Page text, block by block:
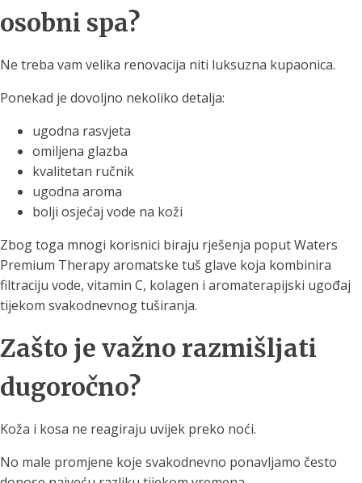
osobni spa?
Ne treba vam velika renovacija niti luksuzna kupaonica.
Ponekad je dovoljno nekoliko detalja:
ugodna rasvjeta
omiljena glazba
kvalitetan ručnik
ugodna aroma
bolji osjećaj vode na koži
Zbog toga mnogi korisnici biraju rješenja poput Waters
Premium Therapy aromatske tuš glave koja kombinira
filtraciju vode, vitamin C, kolagen i aromaterapijski ugođaj
tijekom svakodnevnog tuširanja.
Zašto je važno razmišljati
dugoročno?
Koža i kosa ne reagiraju uvijek preko noći.
No male promjene koje svakodnevno ponavljamo često